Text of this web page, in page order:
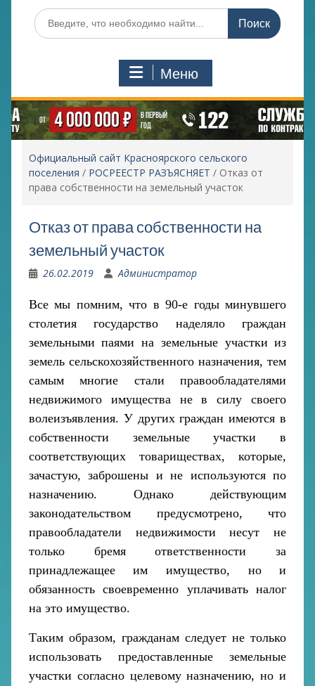
Поиск
по:
Меню
Официальный сайт Красноярского сельского
поселения / РОСРЕЕСТР РАЗЪЯСНЯЕТ / Отказ от
права собственности на земельный участок
Отказ от права собственности на
земельный участок
26.02.2019 Администратор
Все мы помним, что в 90-е годы минувшего
столетия государство наделяло граждан
земельными паями на земельные участки из
земель сельскохозяйственного назначения, тем
самым многие стали правообладателями
недвижимого имущества не в силу своего
волеизъявления. У других граждан имеются в
собственности земельные участки в
соответствующих товариществах, которые,
зачастую, заброшены и не используются по
назначению. Однако действующим
законодательством предусмотрено, что
правообладатели недвижимости несут не
только бремя ответственности за
принадлежащее им имущество, но и
обязанность своевременно уплачивать налог
на это имущество.
Таким образом, гражданам следует не только
использовать предоставленные земельные
участки согласно целевому назначению, но и